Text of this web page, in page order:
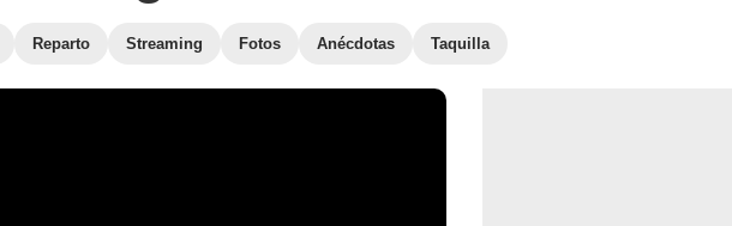
Reparto Streaming Fotos Anécdotas Taquilla